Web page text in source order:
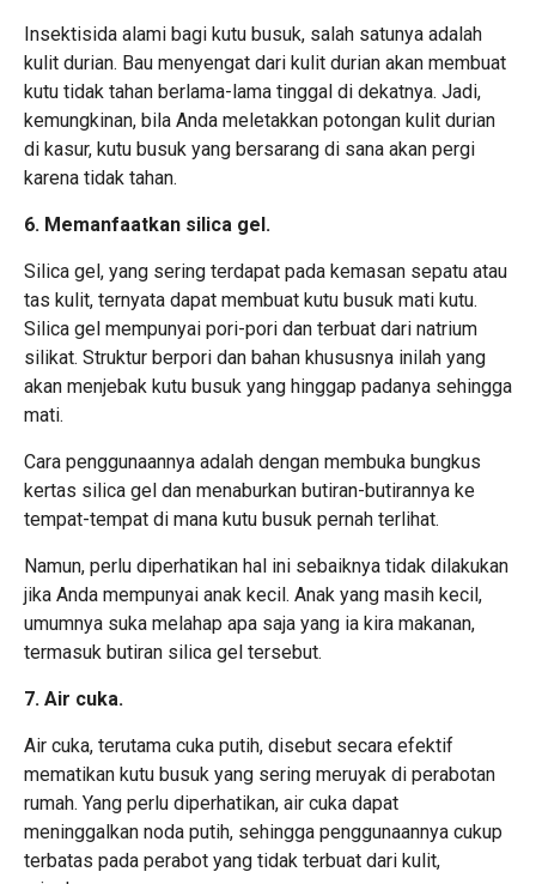
Insektisida alami bagi kutu busuk, salah satunya adalah
kulit durian. Bau menyengat dari kulit durian akan membuat
kutu tidak tahan berlama-lama tinggal di dekatnya. Jadi,
kemungkinan, bila Anda meletakkan potongan kulit durian
di kasur, kutu busuk yang bersarang di sana akan pergi
karena tidak tahan.
6. Memanfaatkan silica gel.
Silica gel, yang sering terdapat pada kemasan sepatu atau
tas kulit, ternyata dapat membuat kutu busuk mati kutu.
Silica gel mempunyai pori-pori dan terbuat dari natrium
silikat. Struktur berpori dan bahan khususnya inilah yang
akan menjebak kutu busuk yang hinggap padanya sehingga
mati.
Cara penggunaannya adalah dengan membuka bungkus
kertas silica gel dan menaburkan butiran-butirannya ke
tempat-tempat di mana kutu busuk pernah terlihat.
Namun, perlu diperhatikan hal ini sebaiknya tidak dilakukan
jika Anda mempunyai anak kecil. Anak yang masih kecil,
umumnya suka melahap apa saja yang ia kira makanan,
termasuk butiran silica gel tersebut.
7. Air cuka.
Air cuka, terutama cuka putih, disebut secara efektif
mematikan kutu busuk yang sering meruyak di perabotan
rumah. Yang perlu diperhatikan, air cuka dapat
meninggalkan noda putih, sehingga penggunaannya cukup
terbatas pada perabot yang tidak terbuat dari kulit,